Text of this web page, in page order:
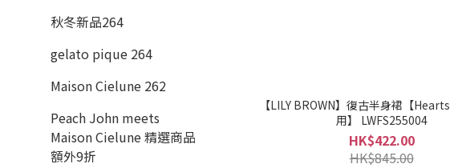
秋冬新品264
gelato pique 264
Maison Cielune 262
Peach John meets
Maison Cielune 精選商品
額外9折
【LILY BROWN】復古半身裙【
用】 LWFS255004
HK$422.00
HK$845.00